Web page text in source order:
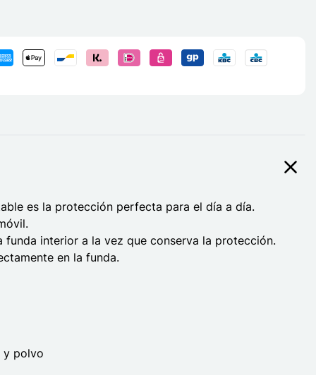
es la protección perfecta para el día a día.
interior a la vez que conserva la protección.
en la funda.
y polvo